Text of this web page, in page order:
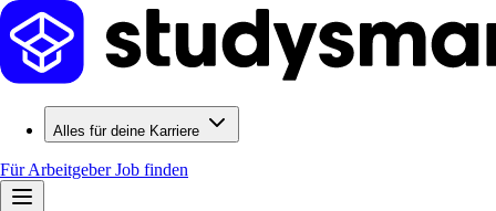
Alles für deine Karriere
Für ArbeitgeberJob finden